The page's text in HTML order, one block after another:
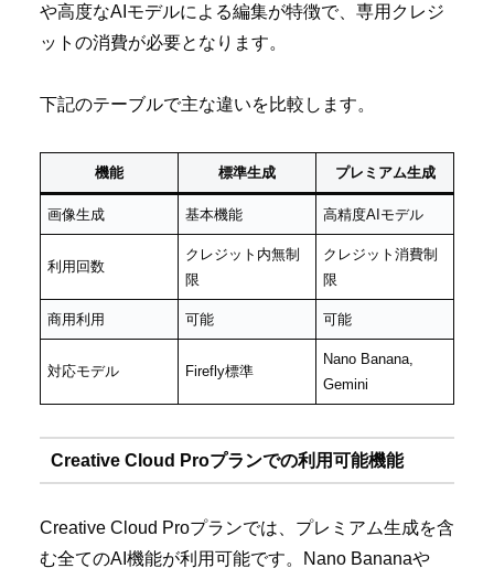
や高度なAIモデルによる編集が特徴で、専用クレジ
ットの消費が必要となります。
下記のテーブルで主な違いを比較します。
機能 標準生成 プレミアム生成
画像生成 基本機能 高精度AIモデル
利用回数
クレジット内無制
限
クレジット消費制
限
商用利用 可能 可能
対応モデル Firefly標準
Nano Banana,
Gemini
Creative Cloud Proプランでの利用可能機能
Creative Cloud Proプランでは、プレミアム生成を含
む全てのAI機能が利用可能です。Nano Bananaや